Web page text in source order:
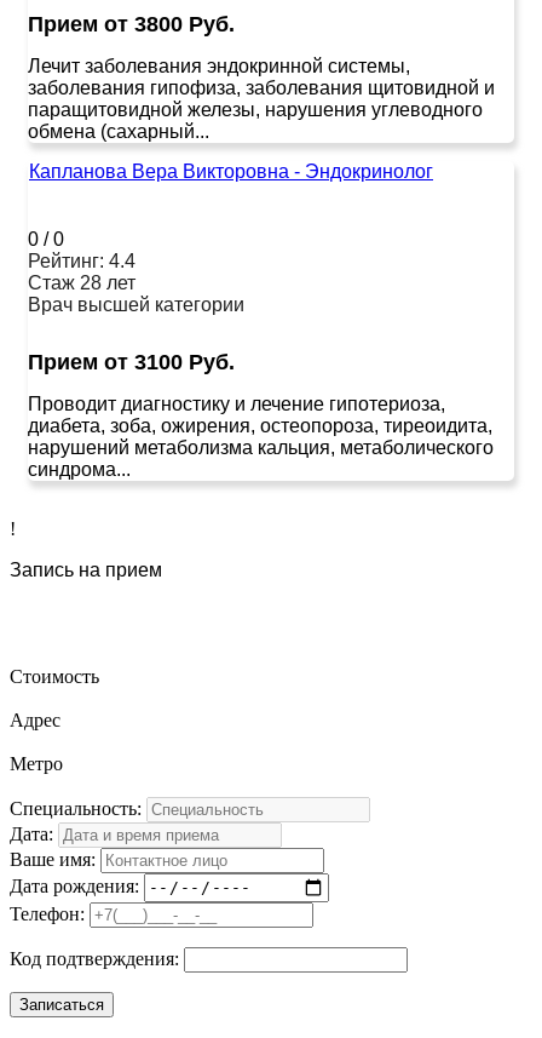
Прием от 3800 Руб.
Лечит заболевания эндокринной системы,
заболевания гипофиза, заболевания щитовидной и
паращитовидной железы, нарушения углеводного
обмена (сахарный...
Капланова Вера Викторовна - Эндокринолог
0 /0
Рейтинг: 4.4
Стаж 28 лет
Врач высшей категории
Прием от 3100 Руб.
Проводит диагностику и лечение гипотериоза,
диабета, зоба, ожирения, остеопороза, тиреоидита,
нарушений метаболизма кальция, метаболического
синдрома...
!
Запись на прием
Стоимость
Адрес
Метро
Специальность:
Дата:
Ваше имя:
Дата рождения:
Телефон:
Код подтверждения: